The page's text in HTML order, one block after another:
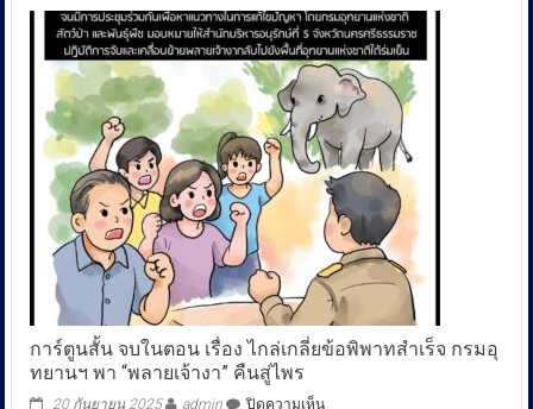
การ์ตูนสั้น จบในตอน เรื่อง ไกล่เกลี่ยข้อพิพาทสำเร็จ กรมอุ
ทยานฯ พา “พลายเจ้างา” คืนสู่ไพร
20 กันยายน 2025 admin ปิดความเห็นบน